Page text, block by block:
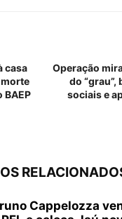
casa
BAEP
Operação
do “grau”,
sociais e
Cappelozza